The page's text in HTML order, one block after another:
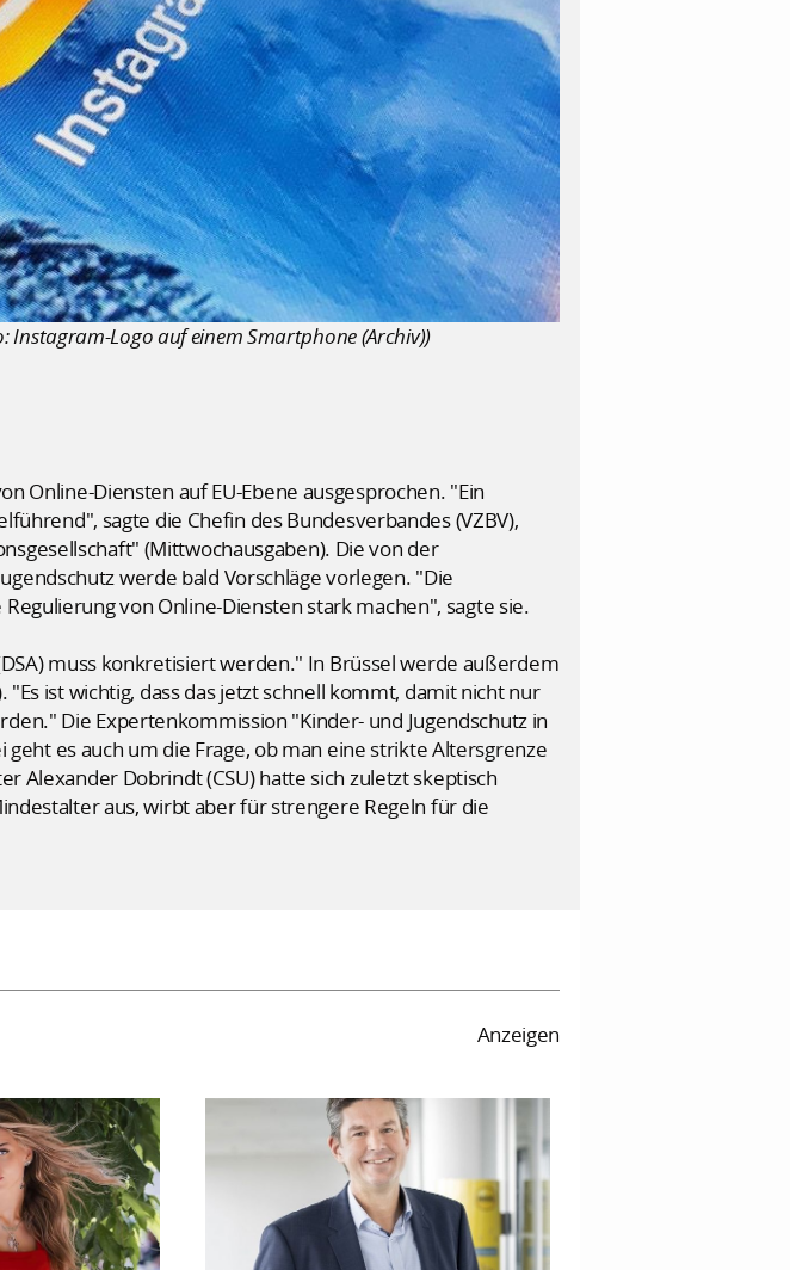
Instagram-Logo auf einem Smartphone (Archiv))
Online-Diensten auf EU-Ebene ausgesprochen. "Ein
sagte die Chefin des Bundesverbandes (VZBV),
(Mittwochausgaben). Die von der
werde bald Vorschläge vorlegen. "Die
von Online-Diensten stark machen", sagte sie.
muss konkretisiert werden." In Brüssel werde außerdem
ist wichtig, dass das jetzt schnell kommt, damit nicht nur
Die Expertenkommission "Kinder- und Jugendschutz in
es auch um die Frage, ob man eine strikte Altersgrenze
Alexander Dobrindt (CSU) hatte sich zuletzt skeptisch
aus, wirbt aber für strengere Regeln für die
Anzeigen